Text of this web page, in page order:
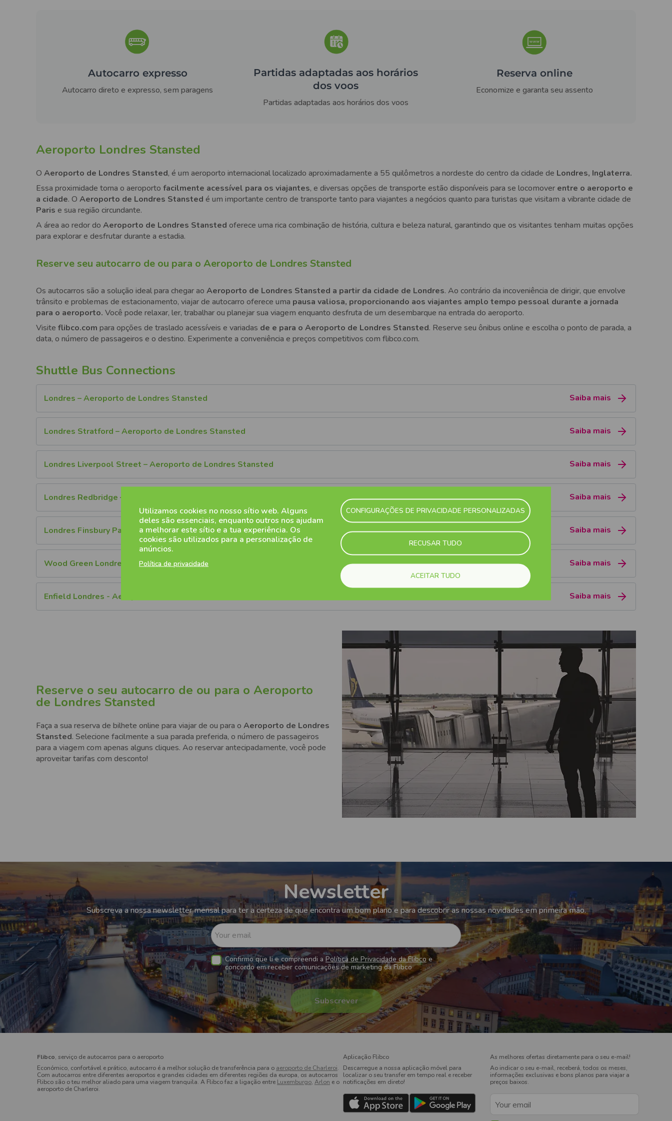
Utilizamos cookies no nosso sítio web. Alguns
deles são essenciais, enquanto outros nos ajudam
a melhorar este sítio e a tua experiência. Os
cookies são utilizados para a personalização de
anúncios.
Política de privacidade
CONFIGURAÇÕES DE PRIVACIDADE PERSONALIZADAS
RECUSAR TUDO
ACEITAR TUDO
Autocarro expresso
Autocarro direto e expresso, sem paragens
Partidas adaptadas aos horários
dos voos
Partidas adaptadas aos horários dos voos
Reserva online
Economize e garanta seu assento
Aeroporto Londres Stansted
O Aeroporto de Londres Stansted, é um aeroporto internacional localizado aproximadamente a 55 quilômetros a nordeste do centro da cidade de Londres, Inglaterra.
Essa proximidade torna o aeroporto facilmente acessível para os viajantes, e diversas opções de transporte estão disponíveis para se locomover entre o aeroporto e
a cidade. O Aeroporto de Londres Stansted é um importante centro de transporte tanto para viajantes a negócios quanto para turistas que visitam a vibrante cidade de
Paris e sua região circundante.
A área ao redor do Aeroporto de Londres Stansted oferece uma rica combinação de história, cultura e beleza natural, garantindo que os visitantes tenham muitas opções
para explorar e desfrutar durante a estadia.
Reserve seu autocarro de ou para o Aeroporto de Londres Stansted
Os autocarros são a solução ideal para chegar ao Aeroporto de Londres Stansted a partir da cidade de Londres. Ao contrário da incoveniência de dirigir, que envolve
trânsito e problemas de estacionamento, viajar de autocarro oferece uma pausa valiosa, proporcionando aos viajantes amplo tempo pessoal durante a jornada
para o aeroporto. Você pode relaxar, ler, trabalhar ou planejar sua viagem enquanto desfruta de um desembarque na entrada do aeroporto.
Visite flibco.com para opções de traslado acessíveis e variadas de e para o Aeroporto de Londres Stansted. Reserve seu ônibus online e escolha o ponto de parada, a
data, o número de passageiros e o destino. Experimente a conveniência e preços competitivos com flibco.com.
Shuttle Bus Connections
Londres – Aeroporto de Londres Stansted Saiba mais
Londres Stratford – Aeroporto de Londres Stansted Saiba mais
Londres Liverpool Street – Aeroporto de Londres Stansted Saiba mais
Londres Redbridge – Aeroporto de Londres Stansted Saiba mais
Londres Finsbury Park - Aeroporto de Londres Stansted Saiba mais
Wood Green Londres - Aeroporto de Londres Stansted Saiba mais
Enfield Londres - Aeroporto de Londres Stansted Saiba mais
Reserve o seu autocarro de ou para o Aeroporto
de Londres Stansted
Faça a sua reserva de bilhete online para viajar de ou para o Aeroporto de Londres
Stansted. Selecione facilmente a sua parada preferida, o número de passageiros
para a viagem com apenas alguns cliques. Ao reservar antecipadamente, você pode
aproveitar tarifas com desconto!
Newsletter
Subscreva a nossa newsletter mensal para ter a certeza de que encontra um bom plano e para descobrir as nossas novidades em primeira mão.
Your email
Confirmo que li e compreendi a Política de Privacidade da Flibco e
concordo em receber comunicações de marketing da Flibco
As melhores ofertas diretamente para o seu e-mail!
Ao indicar o seu e-mail, receberá, todos os meses,
informações exclusivas e bons planos para viajar a
preços baixos.
Flibco, serviço de autocarros para o aeroporto
Económico, confortável e prático, autocarro é a melhor solução de transferência para o aeroporto de Charleroi.
Com autocarros entre diferentes aeroportos e grandes cidades em diferentes regiões da europa, os autocarros
Flibco são o teu melhor aliado para uma viagem tranquila. A Flibco faz a ligação entre Luxemburgo, Arlon e o
aeroporto de Charleroi.
Aplicação Flibco
Descarregue a nossa aplicação móvel para
localizar o seu transfer em tempo real e receber
notificações em direto!